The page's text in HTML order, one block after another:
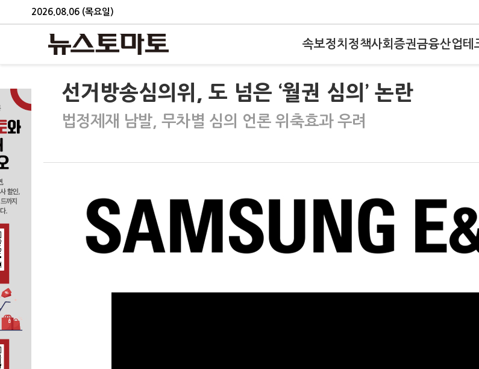
2026.08.06 (목요일)
속보정치 정책사회 증권금융산업테
선거방송심의위, 도 넘은 ‘월권 심의’ 논란
법정제재 남발, 무차별 심의 언론 위축효과 우려